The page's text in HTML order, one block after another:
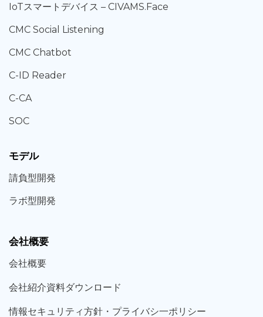
IoTスマートデバイス – CIVAMS.Face
CMC Social Listening
CMC Chatbot
C-ID Reader
C-CA
SOC
モデル
請負型開発
ラボ型開発
会社概要
会社概要
会社紹介資料ダウンロード
情報セキュリティ方針・プライバシ一ポリシー